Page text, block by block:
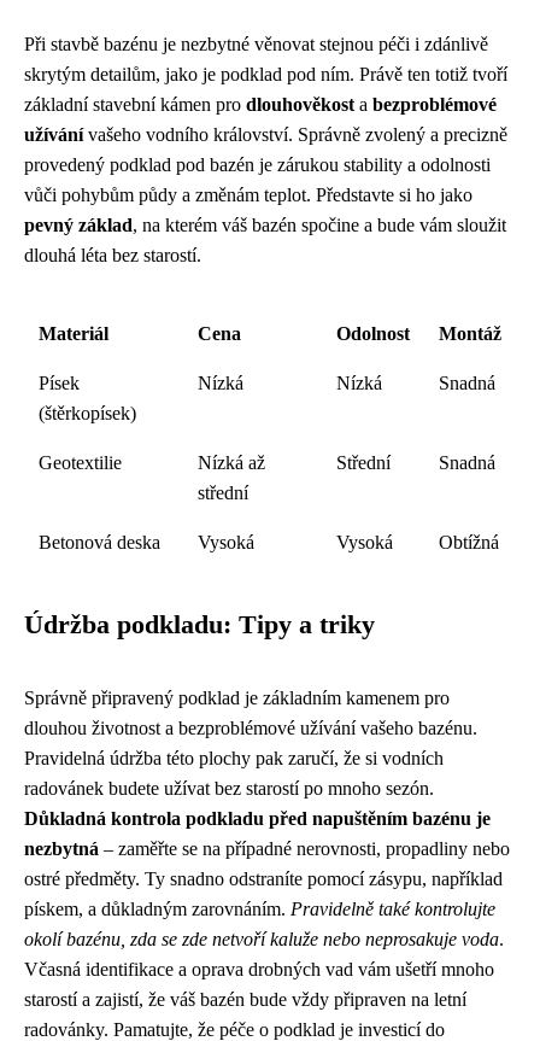
Při stavbě bazénu je nezbytné věnovat stejnou péči i zdánlivě
skrytým detailům, jako je podklad pod ním. Právě ten totiž tvoří
základní stavební kámen pro dlouhověkost a bezproblémové
užívánívašeho vodního království. Správně zvolený a precizně
provedený podklad pod bazén je zárukou stability a odolnosti
vůči pohybům půdy a změnám teplot. Představte si ho jako
pevný základ, na kterém váš bazén spočine a bude vám sloužit
dlouhá léta bez starostí.
Materiál Cena Odolnost Montáž
Písek
(štěrkopísek)
Nízká Nízká Snadná
Geotextilie
Nízká až
střední
Střední Snadná
Betonová deska Vysoká Vysoká Obtížná
Údržba podkladu: Tipy a triky
Správně připravený podklad je základním kamenem pro
dlouhou životnost a bezproblémové užívání vašeho bazénu.
Pravidelná údržba této plochy pak zaručí, že si vodních
radovánek budete užívat bez starostí po mnoho sezón.
Důkladná kontrola podkladu před napuštěním bazénu je
nezbytná – zaměřte se na případné nerovnosti, propadliny nebo
ostré předměty. Ty snadno odstraníte pomocí zásypu, například
pískem, a důkladným zarovnáním. Pravidelně také kontrolujte
okolí bazénu, zda se zde netvoří kaluže nebo neprosakuje voda.
Včasná identifikace a oprava drobných vad vám ušetří mnoho
starostí a zajistí, že váš bazén bude vždy připraven na letní
radovánky. Pamatujte, že péče o podklad je investicí do